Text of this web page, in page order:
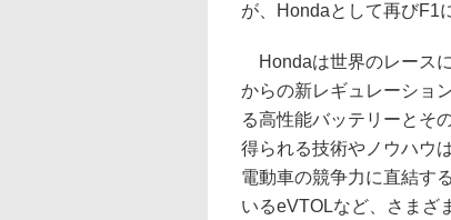
が、Hondaとして再びF1
Hondaは世界のレース
からの新レギュレーショ
る高性能バッテリーとそ
得られる技術やノウハウ
電動車の競争力に直結す
いるeVTOLなど、さまざ